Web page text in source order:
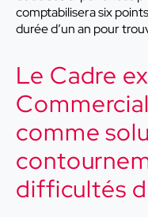
comptabilisera six
durée d’un an pour
Le Cadre
comme
difficultés